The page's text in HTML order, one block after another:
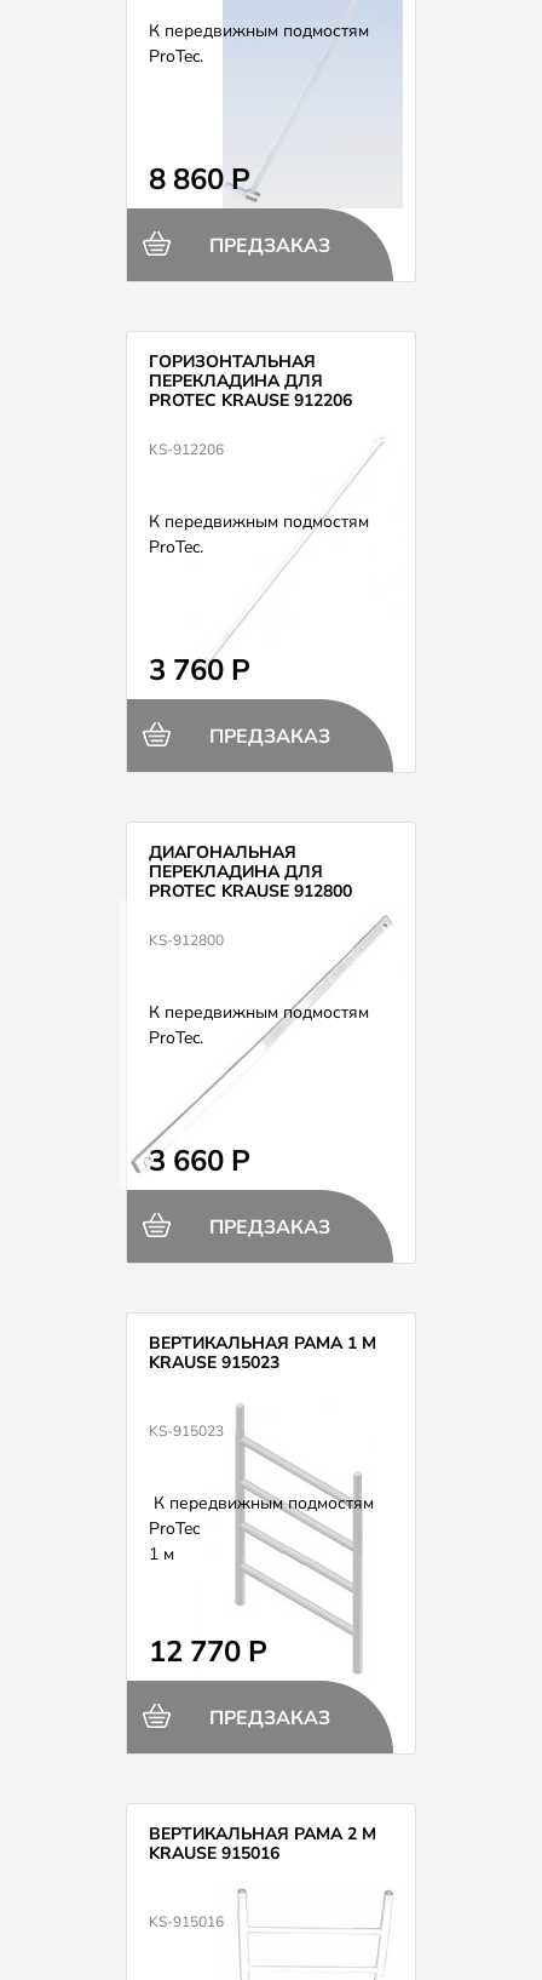
К передвижным подмостям
ProTec.
8 860 Р
ПРЕДЗАКАЗ
ГОРИЗОНТАЛЬНАЯ
ПЕРЕКЛАДИНА ДЛЯ
PROTEC KRAUSE 912206
KS-912206
К передвижным подмостям
ProTec.
3 760 Р
ПРЕДЗАКАЗ
ДИАГОНАЛЬНАЯ
ПЕРЕКЛАДИНА ДЛЯ
PROTEC KRAUSE 912800
KS-912800
К передвижным подмостям
ProTec.
3 660 Р
ПРЕДЗАКАЗ
ВЕРТИКАЛЬНАЯ РАМА 1 М
KRAUSE 915023
KS-915023
К передвижным подмостям
ProTec
1 м
12 770 Р
ПРЕДЗАКАЗ
ВЕРТИКАЛЬНАЯ РАМА 2 М
KRAUSE 915016
KS-915016